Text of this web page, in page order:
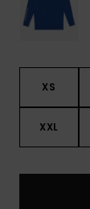
XS
XXL